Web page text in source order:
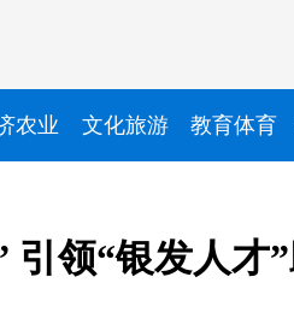
农业 文化旅游 教育体育
引领“银发人才